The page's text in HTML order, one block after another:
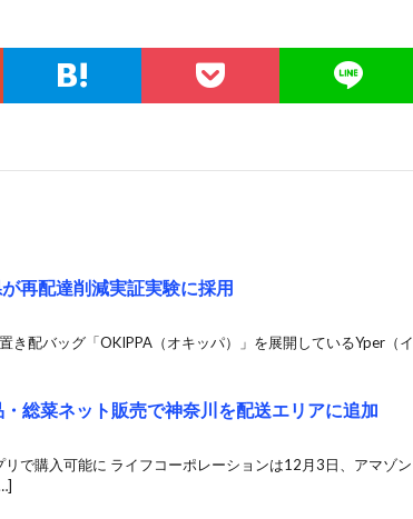
再配達削減実証実験に採用
配バッグ「OKIPPA（オキッパ）」を展開しているYper（イ
総菜ネット販売で神奈川を配送エリアに追加
で購入可能に ライフコーポレーションは12月3日、アマゾン